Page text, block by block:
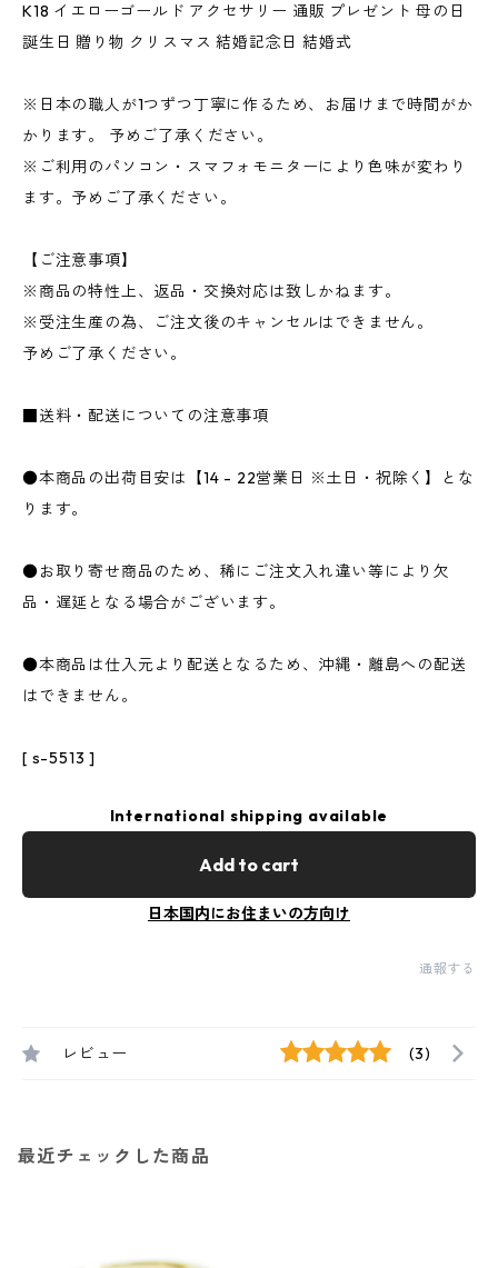
K18 イエローゴールド アクセサリー 通販 プレゼント 母の日
誕生日 贈り物 クリスマス 結婚記念日 結婚式
※日本の職人が1つずつ丁寧に作るため、お届けまで時間がか
かります。 予めご了承ください。
※ご利用のパソコン・スマフォモニターにより色味が変わり
ます。予めご了承ください。
【ご注意事項】
※商品の特性上、返品・交換対応は致しかねます。
※受注生産の為、ご注文後のキャンセルはできません。
予めご了承ください。
■送料・配送についての注意事項
●本商品の出荷目安は【14 - 22営業日 ※土日・祝除く】とな
ります。
●お取り寄せ商品のため、稀にご注文入れ違い等により欠
品・遅延となる場合がございます。
●本商品は仕入元より配送となるため、沖縄・離島への配送
はできません。
[ s-5513 ]
International shipping available
Add to cart
日本国内にお住まいの方向け
通報する
レビュー (3)
最近チェックした商品